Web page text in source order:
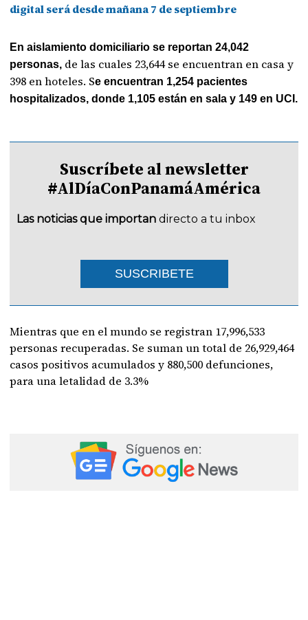
digital será desde mañana 7 de septiembre
En aislamiento domiciliario se reportan 24,042
personas, de las cuales 23,644 se encuentran en casa y
398 en hoteles. Se encuentran 1,254 pacientes
hospitalizados, donde 1,105 están en sala y 149 en UCI.
Suscríbete al newsletter
#AlDíaConPanamáAmérica
Las noticias que importan directo a tu inbox
SUSCRIBETE
Mientras que en el mundo se registran 17,996,533
personas recuperadas. Se suman un total de 26,929,464
casos positivos acumulados y 880,500 defunciones,
para una letalidad de 3.3%